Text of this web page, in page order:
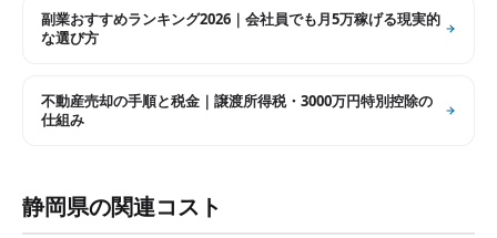
副業おすすめランキング2026｜会社員でも月5万稼げる現実的
な選び方
不動産売却の手順と税金｜譲渡所得税・3000万円特別控除の
仕組み
静岡県の関連コスト